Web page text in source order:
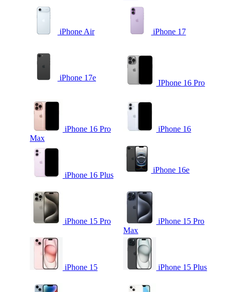
iPhone Air iPhone 17
iPhone 17e
IPhone 16 Pro
iPhone 16 Pro
Max
iPhone 16
iPhone 16 Plus
iPhone 16e
iPhone 15 Pro
iPhone 15 Pro
Max
iPhone 15 iPhone 15 Plus